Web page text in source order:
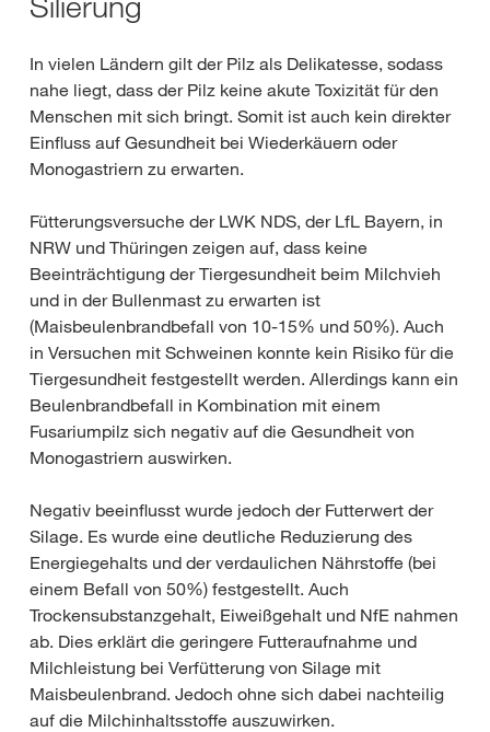
In vielen Ländern gilt der Pilz als Delikatesse, sodass
nahe liegt, dass der Pilz keine akute Toxizität für den
Menschen mit sich bringt. Somit ist auch kein direkter
Einfluss auf Gesundheit bei Wiederkäuern oder
Monogastriern zu erwarten.
Fütterungsversuche der LWK NDS, der LfL Bayern, in
NRW und Thüringen zeigen auf, dass keine
Beeinträchtigung der Tiergesundheit beim Milchvieh
und in der Bullenmast zu erwarten ist
(Maisbeulenbrandbefall von 10-15% und 50%). Auch
in Versuchen mit Schweinen konnte kein Risiko für die
Tiergesundheit festgestellt werden. Allerdings kann ein
Beulenbrandbefall in Kombination mit einem
Fusariumpilz sich negativ auf die Gesundheit von
Monogastriern auswirken.
Negativ beeinflusst wurde jedoch der Futterwert der
Silage. Es wurde eine deutliche Reduzierung des
Energiegehalts und der verdaulichen Nährstoffe (bei
einem Befall von 50%) festgestellt. Auch
Trockensubstanzgehalt, Eiweißgehalt und NfE nahmen
ab. Dies erklärt die geringere Futteraufnahme und
Milchleistung bei Verfütterung von Silage mit
Maisbeulenbrand. Jedoch ohne sich dabei nachteilig
auf die Milchinhaltsstoffe auszuwirken.